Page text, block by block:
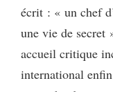
écrit : « un chef
une vie de secret
accueil critique
international